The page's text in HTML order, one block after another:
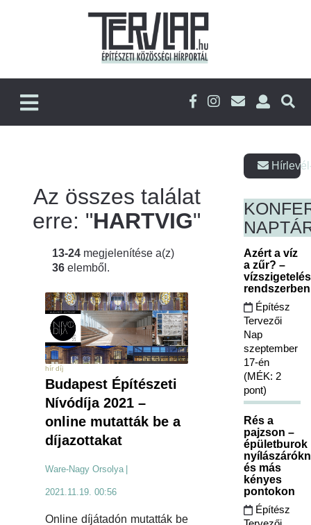
Az összes találat
erre: "HARTVIG"
13-24 megjelenítése a(z)
36 elemből.
hír díj
Budapest Építészeti
Nívódíja 2021 –
online mutatták be a
díjazottakat
Ware-Nagy Orsolya
2021.11.19. 00:56
Online díjátadón mutatták be
Azért a víz
a zűr? –
Építész
Tervezői
Nap
szeptember
17-én
(MÉK: 2
pont)
Rés a
pajzson –
épületburok
és más
kényes
pontokon
Építész